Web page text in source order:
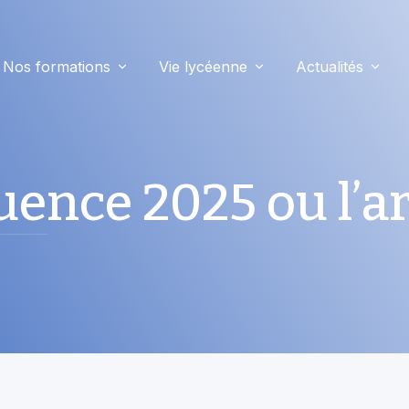
Nos formations Vie lycéenne Actualités
2025 ou